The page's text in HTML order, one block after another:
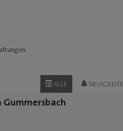
ALLE
Gummersbach